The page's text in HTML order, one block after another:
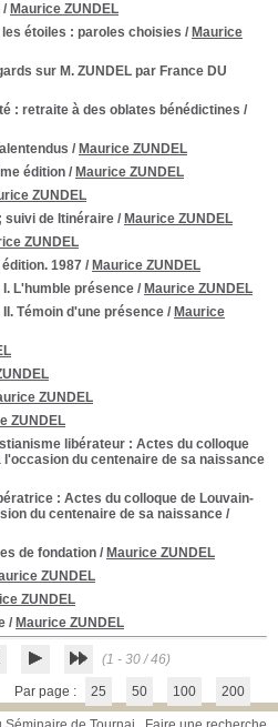
/ Maurice ZUNDEL
étoiles : paroles choisies / Maurice
sur M. ZUNDEL par France DU
: retraite à des oblates bénédictines /
/ Maurice ZUNDEL
édition / Maurice ZUNDEL
ZUNDEL
suivi de Itinéraire / Maurice ZUNDEL
ZUNDEL
1987 / Maurice ZUNDEL
I. L'humble présence / Maurice ZUNDEL
Témoin d'une présence / Maurice
ZUNDEL
ZUNDEL
libérateur : Actes du colloque
l'occasion du centenaire de sa naissance
: Actes du colloque de Louvain-
du centenaire de sa naissance /
de fondation / Maurice ZUNDEL
ZUNDEL
ZUNDEL
/ Maurice ZUNDEL
(1 - 30 / 46)
Par page : 25 50 100 200